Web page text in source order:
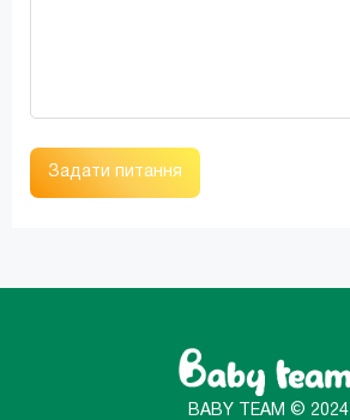
Задати питання
BABY TEAM © 2024